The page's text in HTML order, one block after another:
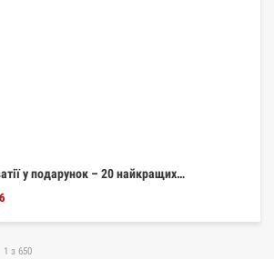
у подарунок – 20 найкращих…
1 з 650